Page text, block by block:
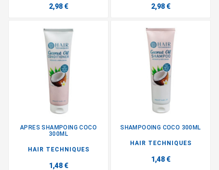
2,98 € 2,98 €
APRES SHAMPOING COCO
300ML
HAIR TECHNIQUES
1,48 €
SHAMPOOING COCO 300ML
HAIR TECHNIQUES
1,48 €